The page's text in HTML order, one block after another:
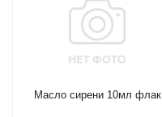
Масло сирени 10мл флак